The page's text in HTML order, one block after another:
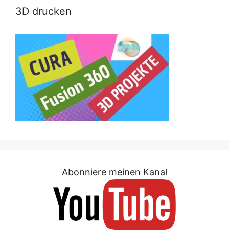
3D drucken
Abonniere meinen Kanal